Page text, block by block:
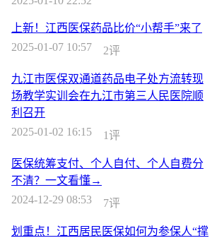
上新！江西医保药品比价“小帮手”来了
2025-01-07 10:57
2评
九江市医保双通道药品电子处方流转现
场教学实训会在九江市第三人民医院顺
利召开
2025-01-02 16:15
1评
医保统筹支付、个人自付、个人自费分
不清？一文看懂→
2024-12-29 08:53
7评
划重点！江西居民医保如何为参保人“撑